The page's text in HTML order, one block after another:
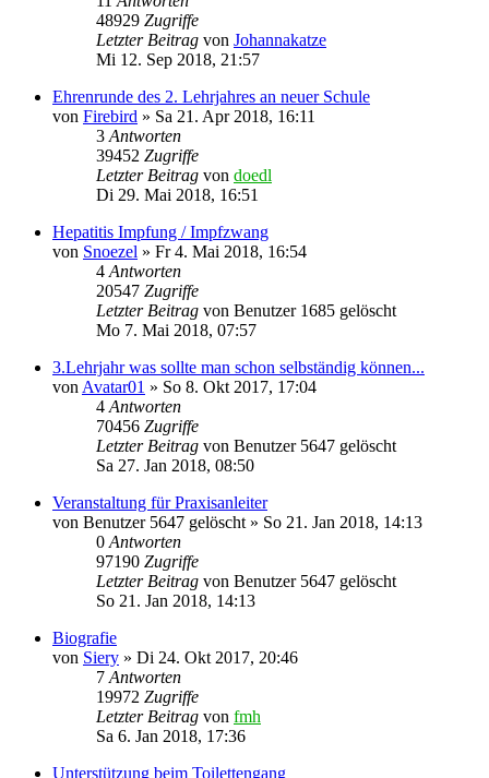
48929 Zugriffe
Letzter Beitrag von Johannakatze
Mi 12. Sep 2018, 21:57
Ehrenrunde des 2. Lehrjahres an neuer Schule
von Firebird » Sa 21. Apr 2018, 16:11
3 Antworten
39452 Zugriffe
Letzter Beitrag von doedl
Di 29. Mai 2018, 16:51
Hepatitis Impfung / Impfzwang
von Snoezel » Fr 4. Mai 2018, 16:54
4 Antworten
20547 Zugriffe
Letzter Beitrag von Benutzer 1685 gelöscht
Mo 7. Mai 2018, 07:57
3.Lehrjahr was sollte man schon selbständig können...
von Avatar01 » So 8. Okt 2017, 17:04
4 Antworten
70456 Zugriffe
Letzter Beitrag von Benutzer 5647 gelöscht
Sa 27. Jan 2018, 08:50
Veranstaltung für Praxisanleiter
von Benutzer 5647 gelöscht » So 21. Jan 2018, 14:13
0 Antworten
97190 Zugriffe
Letzter Beitrag von Benutzer 5647 gelöscht
So 21. Jan 2018, 14:13
Biografie
von Siery » Di 24. Okt 2017, 20:46
7 Antworten
19972 Zugriffe
Letzter Beitrag von fmh
Sa 6. Jan 2018, 17:36
Unterstützung beim Toilettengang